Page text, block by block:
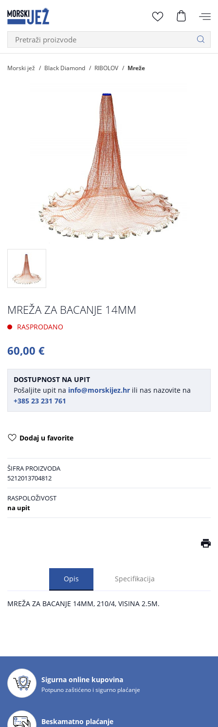
Morski jež Black Diamond RIBOLOV Mreže
MREŽA ZA BACANJE 14MM
RASPRODANO
60,00 €
DOSTUPNOST NA UPIT
Pošaljite upit na info@morskijez.hr ili nas nazovite na
+385 23 231 761
Dodaj u favorite
ŠIFRA PROIZVODA
5212013704812
RASPOLOŽIVOST
na upit
Opis Specifikacija
MREŽA ZA BACANJE 14MM, 210/4, VISINA 2.5M.
Sigurna online kupovina
Potpuno zaštićeno i sigurno plaćanje
Beskamatno plaćanje